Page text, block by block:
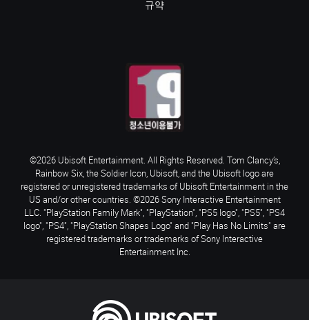
규약
©2026 Ubisoft Entertainment. All Rights Reserved. Tom Clancy’s,
Rainbow Six, the Soldier Icon, Ubisoft, and the Ubisoft logo are
registered or unregistered trademarks of Ubisoft Entertainment in the
US and/or other countries. ©2026 Sony Interactive Entertainment
LLC. "PlayStation Family Mark", "PlayStation", "PS5 logo", "PS5", "PS4
logo", "PS4", "PlayStation Shapes Logo" and "Play Has No Limits" are
registered trademarks or trademarks of Sony Interactive
Entertainment Inc.